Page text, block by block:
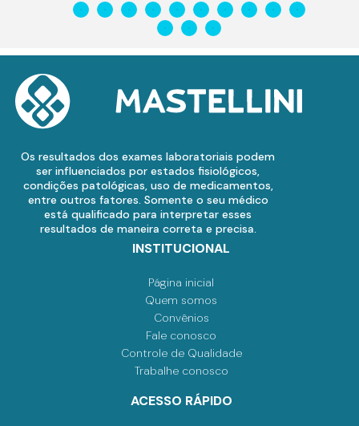
Os resultados dos exames laboratoriais podem
ser influenciados por estados fisiológicos,
condições patológicas, uso de medicamentos,
entre outros fatores. Somente o seu médico
está qualificado para interpretar esses
resultados de maneira correta e precisa.
INSTITUCIONAL
Página inicial
Quem somos
Convênios
Fale conosco
Controle de Qualidade
Trabalhe conosco
ACESSO RÁPIDO